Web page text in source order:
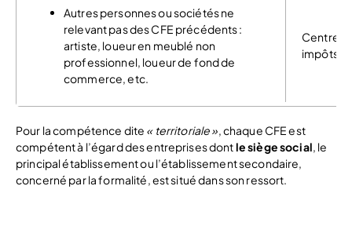
Autres personnes ou sociétés ne
relevant pas des CFE précédents :
artiste, loueur en meublé non
professionnel, loueur de fond de
commerce, etc.
Centre
impôts
Pour la compétence dite « territoriale » , chaque CFE est
compétent à l’égard des entreprises dontle siège social , le
principal établissement ou l’établissement secondaire,
concerné par la formalité, est situé dans son ressort.